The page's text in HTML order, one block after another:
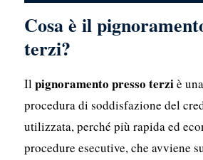
Cosa è il
terzi?
Ilpignoramento presso terziè
procedura di soddisfazione del
utilizzata, perché più rapida ed
procedure esecutive, che avviene